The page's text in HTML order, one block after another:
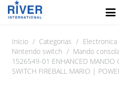
Inicio / Categorias /
Nintendo switch / Mando
1526549-01 ENHANCED MANDO
SWITCH FIREBALL MARIO |